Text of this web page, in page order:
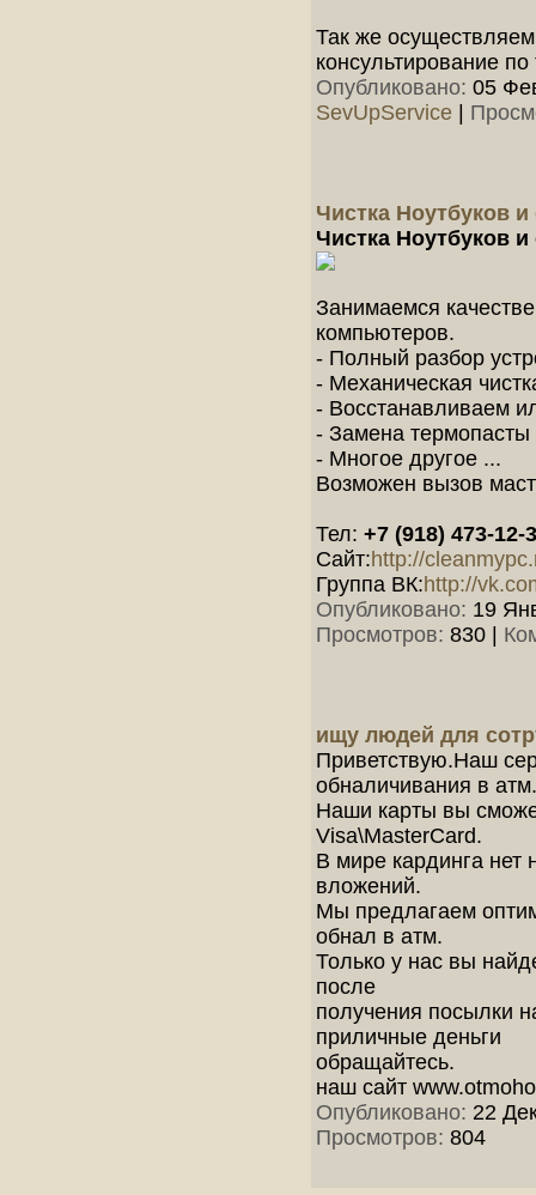
Так же
консультирование
Опубликовано: 05
SevUpService
Чистка Ноутбуков
Чистка Ноутбуков
Занимаемся
компьютеров.
- Полный разбор
- Механическая
- Восстанавливаем
- Замена
- Многое другое ...
Возможен вызов
Тел: +7 (918) 473-12-
Сайт: http://
Группа ВК: http://
Опубликовано: 19
Просмотров: 830
ищу людей для
Приветствую.Наш
обналичивания в атм.
Наши карты вы
Visa\MasterCard.
В мире кардинга нет
вложений.
Мы предлагаем
обнал в атм.
Только у нас вы
после
получения посылки
приличные деньги
обращайтесь.
наш сайт
Опубликовано: 22
Просмотров: 804